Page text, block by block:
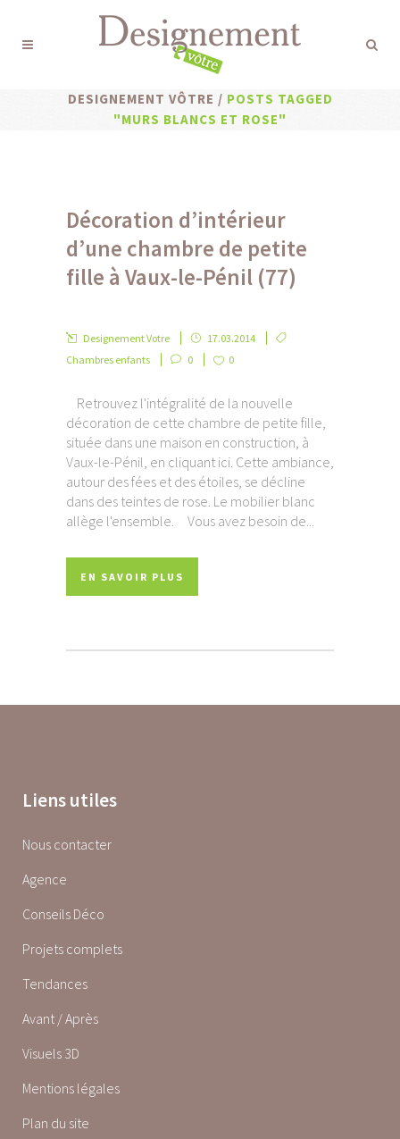
DESIGNEMENT VÔTRE / POSTS TAGGED
"MURS BLANCS ET ROSE"
Décoration d’intérieur
d’une chambre de petite
fille à Vaux-le-Pénil (77)
Designement Votre
17.03.2014
Chambres enfants
0 0
Retrouvez l'intégralité de la nouvelle
décoration de cette chambre de petite fille,
située dans une maison en construction, à
Vaux-le-Pénil, en cliquant ici. Cette ambiance,
autour des fées et des étoiles, se décline
dans des teintes de rose. Le mobilier blanc
allège l'ensemble. Vous avez besoin de...
EN SAVOIR PLUS
Liens utiles
Nous contacter
Agence
Conseils Déco
Projets complets
Tendances
Avant / Après
Visuels 3D
Mentions légales
Plan du site